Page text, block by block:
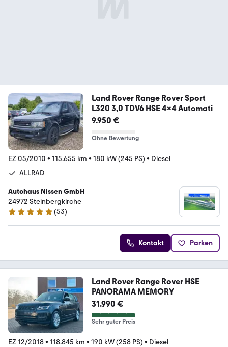
Land Rover Range Rover Sport
L320 3,0 TDV6 HSE 4x4 Automati
9.950 €
Ohne Bewertung
EZ 05/2010 • 115.655 km • 180 kW (245 PS) • Diesel
ALLRAD
Autohaus Nissen GmbH
24972 Steinbergkirche
4.9 Sterne
(53)
Kontakt Parken
Land Rover Range Rover HSE
PANORAMA MEMORY
31.990 €
Sehr guter Preis
EZ 12/2018• 118.845 km • 190 kW (258 PS) • Diesel